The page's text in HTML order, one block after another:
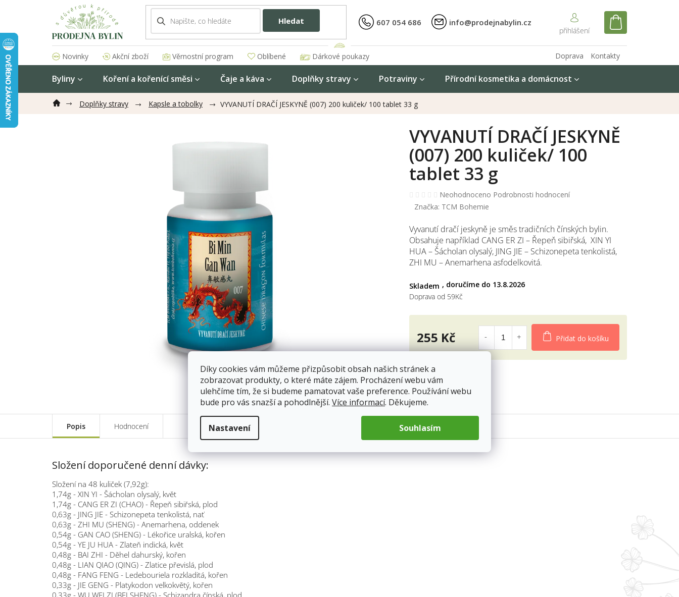
Díky cookies vám můžeme přizpůsobit obsah našich stránek a
zobrazovat produkty, o které máte zájem. Procházení webu vám
ulehčíme tím, že si budeme pamatovat vaše preference. Používání webu
bude pro vás snazší a pohodlnější. Více informací. Děkujeme.
Nastavení Souhlasím
Hledat 607 054 686 info@prodejnabylin.cz
NÁKUPNÍ
Novinky Akční zboží Věrnostní program Oblíbené Kontakty
Doprava
Dárkové poukazy
Byliny Koření a kořenící směsi Čaje a káva Doplňky stravy Potraviny Přírodní kosmetika a domácnost
Doplňky stravy Kapsle a tobolky VYVANUTÍ DRAČÍ JESKYNĚ (007) 200 kuliček/ 100 tablet 33 g
Skladem 13.8.2026
Vyvanutí dračí jeskyně je směs tradičních čínských bylin.
Obsahuje například CANG ER ZI – Řepeň sibiřská, XIN YI
HUA – Šácholan olysalý, JING JIE – Schizonepeta tenkolistá,
ZHI MU – Anemarhena asfodelkovitá.
VYVANUTÍ DRAČÍ JESKYNĚ
(007) 200 kuliček/ 100
tablet 33 g
Průměrné
hodnocení
0,0
z
5
hvězdiček.
Neohodnoceno Podrobnosti hodnocení
Značka: TCM Bohemie
Doprava od 59Kč
255 Kč
Měrná
Přidat do košíku
Popis Hodnocení
Složení doporučené denní dávky:
Složení na 48 kuliček (7,92g):
1,74g - XIN YI - Šácholan olysalý, květ
1,74g - CANG ER ZI (CHAO) - Řepeň sibiřská, plod
0,63g - JING JIE - Schizonepeta tenkolistá, nať
0,63g - ZHI MU (SHENG) - Anemarhena, oddenek
0,54g - GAN CAO (SHENG) - Lékořice uralská, kořen
0,54g - YE JU HUA - Zlateň indická, květ
0,48g - BAI ZHI - Děhel dahurský, kořen
0,48g - LIAN QIAO (QING) - Zlatice převislá, plod
0,48g - FANG FENG - Ledebouriela rozkladitá, kořen
0,33g - JIE GENG - Platykodon velkokvětý, kořen